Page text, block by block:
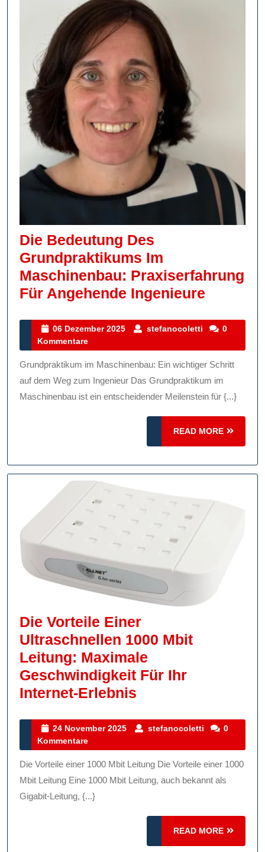
Die Bedeutung Des
Grundpraktikums Im
Maschinenbau: Praxiserfahrung
Für Angehende Ingenieure
Des
Im
Für
06 Dezember 2025
06
2025
stefanocoletti stefanocoletti
0
Kommentare
Grundpraktikum im Maschinenbau: Ein wichtiger Schritt
auf dem Weg zum Ingenieur Das Grundpraktikum im
Maschinenbau ist ein entscheidender Meilenstein für {...}
READ MORE
READ
MORE
Die Vorteile Einer
Ultraschnellen 1000 Mbit
Leitung: Maximale
Geschwindigkeit Für Ihr
Internet-Erlebnis
Einer
1000
Mbit
Maximale
Geschwindigkeit
24 November 2025
24
2025
stefanocoletti stefanocoletti
0
Kommentare
Die Vorteile einer 1000 Mbit Leitung Die Vorteile einer 1000
Mbit Leitung Eine 1000 Mbit Leitung, auch bekannt als
Gigabit-Leitung, {...}
READ MORE
READ
MORE